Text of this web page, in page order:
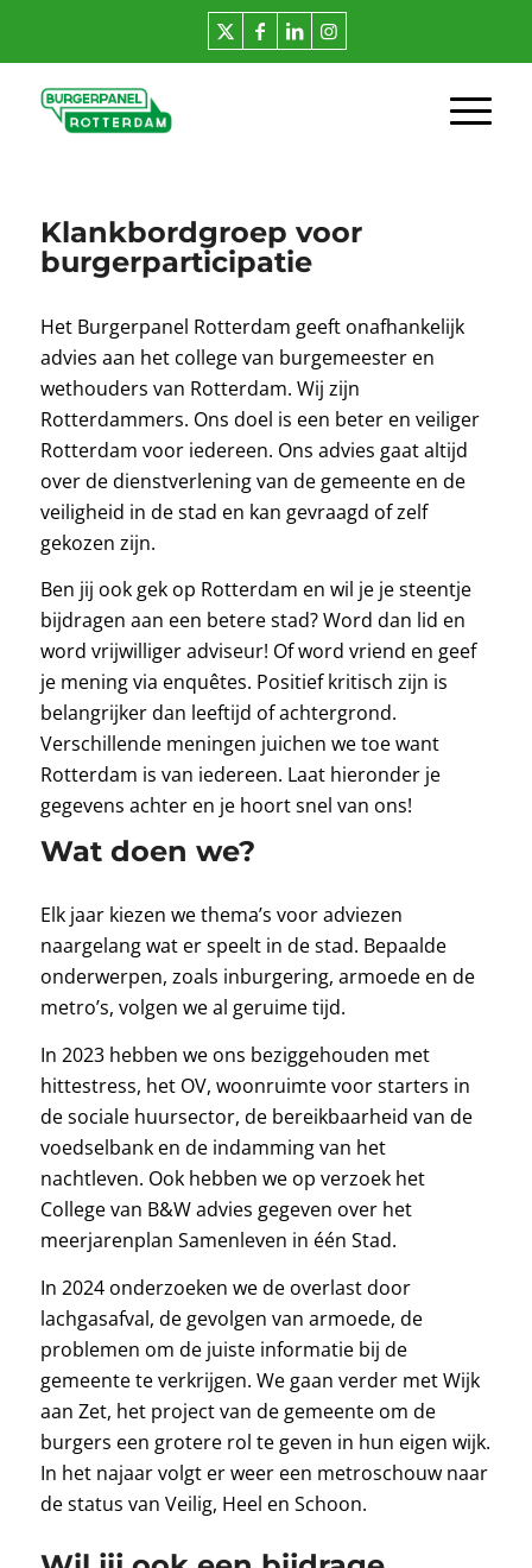
Klankbordgroep voor
burgerparticipatie
Het Burgerpanel Rotterdam geeft onafhankelijk
advies aan het college van burgemeester en
wethouders van Rotterdam. Wij zijn
Rotterdammers. Ons doel is een beter en veiliger
Rotterdam voor iedereen. Ons advies gaat altijd
over de dienstverlening van de gemeente en de
veiligheid in de stad en kan gevraagd of zelf
gekozen zijn.
Ben jij ook gek op Rotterdam en wil je je steentje
bijdragen aan een betere stad? Word dan lid en
word vrijwilliger adviseur! Of word vriend en geef
je mening via enquêtes. Positief kritisch zijn is
belangrijker dan leeftijd of achtergrond.
Verschillende meningen juichen we toe want
Rotterdam is van iedereen. Laat hieronder je
gegevens achter en je hoort snel van ons!
Wat doen we?
Elk jaar kiezen we thema’s voor adviezen
naargelang wat er speelt in de stad. Bepaalde
onderwerpen, zoals inburgering, armoede en de
metro’s, volgen we al geruime tijd.
In 2023 hebben we ons beziggehouden met
hittestress, het OV, woonruimte voor starters in
de sociale huursector, de bereikbaarheid van de
voedselbank en de indamming van het
nachtleven. Ook hebben we op verzoek het
College van B&W advies gegeven over het
meerjarenplan Samenleven in één Stad.
In 2024 onderzoeken we de overlast door
lachgasafval, de gevolgen van armoede, de
problemen om de juiste informatie bij de
gemeente te verkrijgen. We gaan verder met Wijk
aan Zet, het project van de gemeente om de
burgers een grotere rol te geven in hun eigen wijk.
In het najaar volgt er weer een metroschouw naar
de status van Veilig, Heel en Schoon.